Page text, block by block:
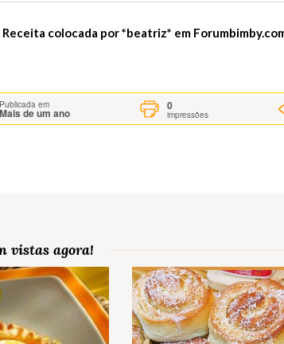
Receita colocada por *beatriz* em
Publicada em
Mais de um ano
0
impressões
vistas agora!